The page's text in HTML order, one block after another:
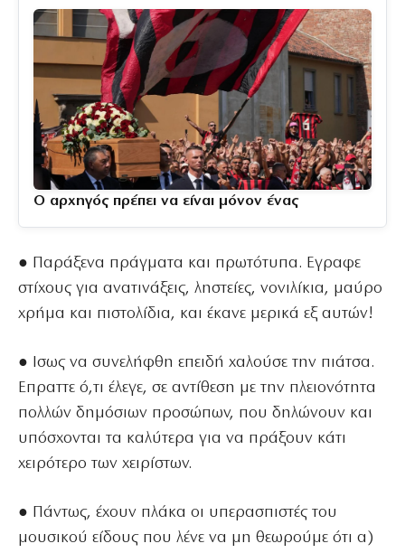
Ο αρχηγός πρέπει να είναι μόνον ένας
● Παράξενα πράγματα και πρωτότυπα. Εγραφε
στίχους για ανατινάξεις, ληστείες, νονιλίκια, μαύρο
χρήμα και πιστολίδια, και έκανε μερικά εξ αυτών!
● Ισως να συνελήφθη επειδή χαλούσε την πιάτσα.
Επραττε ό,τι έλεγε, σε αντίθεση με την πλειονότητα
πολλών δημόσιων προσώπων, που δηλώνουν και
υπόσχονται τα καλύτερα για να πράξουν κάτι
χειρότερο των χειρίστων.
● Πάντως, έχουν πλάκα οι υπερασπιστές του
μουσικού είδους που λένε να μη θεωρούμε ότι α)